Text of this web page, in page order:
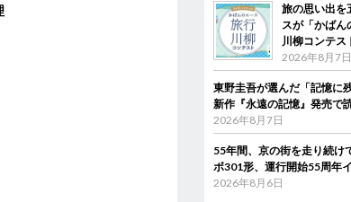
旅の思い出
スが「かばん
川柳コンテス
2026年8月7日
東野圭吾が選んだ「記憶
新作『永遠の記憶』発売で
2026年8月7日
55年間、京の街を走り続
ボ301形、運行開始55周年
2026年8月6日